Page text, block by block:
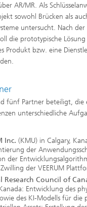
AR/MR. Als
sowohl Brücken als
untersucht. Nach
die prototypische
Produkt bzw. eine
fünf Partner beteiligt, die
unterschiedliche
Inc. (KMU) in Calgary,
der
der
der VEERUM
Research Council of
Entwicklung des
des KI-Modells für die